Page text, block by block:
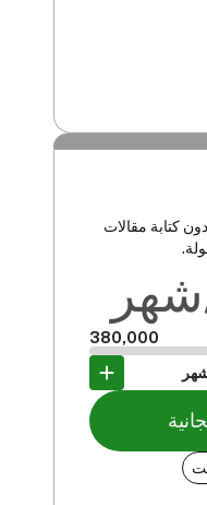
كتابة مقالات
380,000